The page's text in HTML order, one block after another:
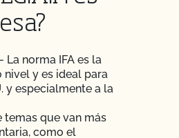
La norma IFA es la
nivel y es ideal para
y especialmente a la
temas que van más
como el